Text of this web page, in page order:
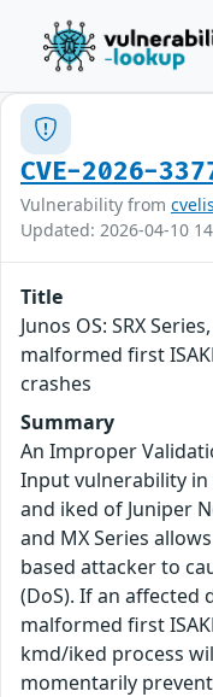
CVE-2026-
Vulnerability from
Updated: 2026-04-10
Title
Junos OS: SRX
malformed first
crashes
Summary
An Improper
Input vulnerability in
and iked of Juniper
and MX Series
based attacker to
(DoS). If an affected
malformed first
kmd/iked process
momentarily